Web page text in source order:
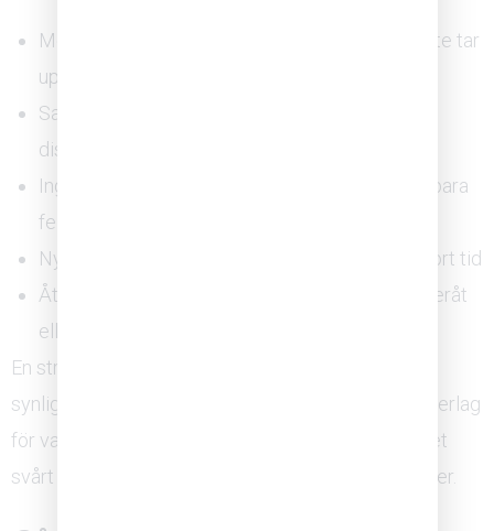
Medarbetare pratar i korridoren om saker de inte tar
upp på mötet
Samma misstag upprepas utan att orsaken
diskuteras öppet
Ingen ifrågasätter beslut, även när de är uppenbara
felsteg
Nya medarbetare slutar ställa frågor efter en kort tid
Återkoppling ges bara uppåt i hierarkin, aldrig neråt
eller i sidled
En strukturerad kartläggning av teamklimatet kan
synliggöra dessa mönster och ge ett tydligare underlag
för vad som behöver förändras. Utan mätning är det
svårt att veta var i teamet tryggheten faktiskt brister.